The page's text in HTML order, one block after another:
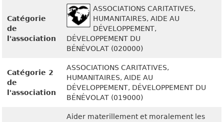
Catégorie
de
l'association
ASSOCIATIONS CARITATIVES,
HUMANITAIRES, AIDE AU
DÉVELOPPEMENT,
DÉVELOPPEMENT DU
BÉNÉVOLAT (020000)
Catégorie 2
de
l'association
ASSOCIATIONS CARITATIVES,
HUMANITAIRES, AIDE AU
DÉVELOPPEMENT, DÉVELOPPEMENT DU
BÉNÉVOLAT (019000)
Aider materillement et moralement les